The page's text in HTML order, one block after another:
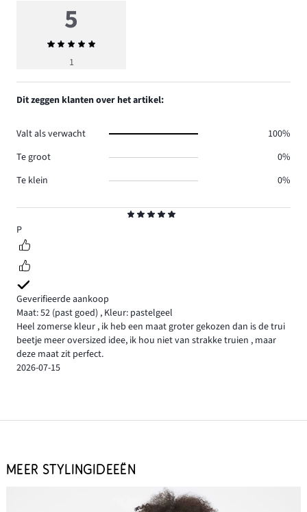
5
P
Geverifieerde aankoop
Maat: 52 (past goed) , Kleur: pastelgeel
Heel zomerse kleur , ik heb een maat groter gekozen dan is de trui
beetje meer oversized idee, ik hou niet van strakke truien , maar
deze maat zit perfect.
2026-07-15
5
Gemiddelde
beoordeling
1
Dit zeggen klanten over het artikel:
Valt als verwacht
100%
Te groot
0%
Te klein
0%
MEER STYLINGIDEEËN